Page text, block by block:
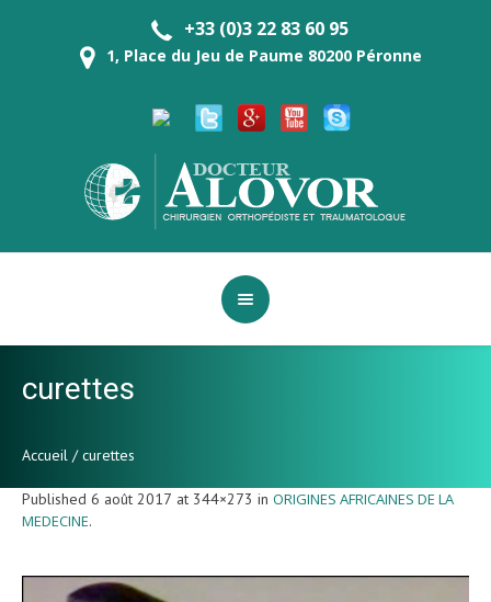
+33 (0)3 22 83 60 95
1, Place du Jeu de Paume 80200 Péronne
curettes
Accueil /curettes
Published 6 août 2017 at 344×273 in ORIGINES AFRICAINES DE LA
MEDECINE.